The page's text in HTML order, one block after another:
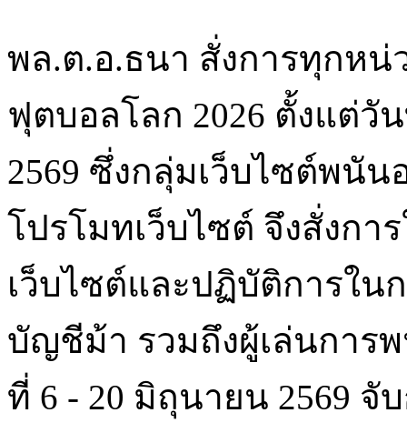
พล.ต.อ.ธนา สั่งการทุกหน่
ฟุตบอลโลก 2026 ตั้งแต่วั
2569 ซึ่งกลุ่มเว็บไซต์พนั
โปรโมทเว็บไซต์ จึงสั่งก
เว็บไซต์และปฏิบัติการใน
บัญชีม้า รวมถึงผู้เล่นการ
ที่ 6 - 20 มิถุนายน 2569